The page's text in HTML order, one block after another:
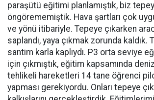
paraşütü eğitimi planlamıştık, biz
öngörememiştik. Hava şartları çok
ve yönü itibariyle. Tepeye çıkarken
saplandı, yaya çıkmak zorunda kaldık.
santim karla kaplıydı. P3 orta seviye
için çıkmıştık, eğitim kapsamında
tehlikeli hareketleri 14 tane öğrenci
yapması gerekiyordu. Onları tepeye